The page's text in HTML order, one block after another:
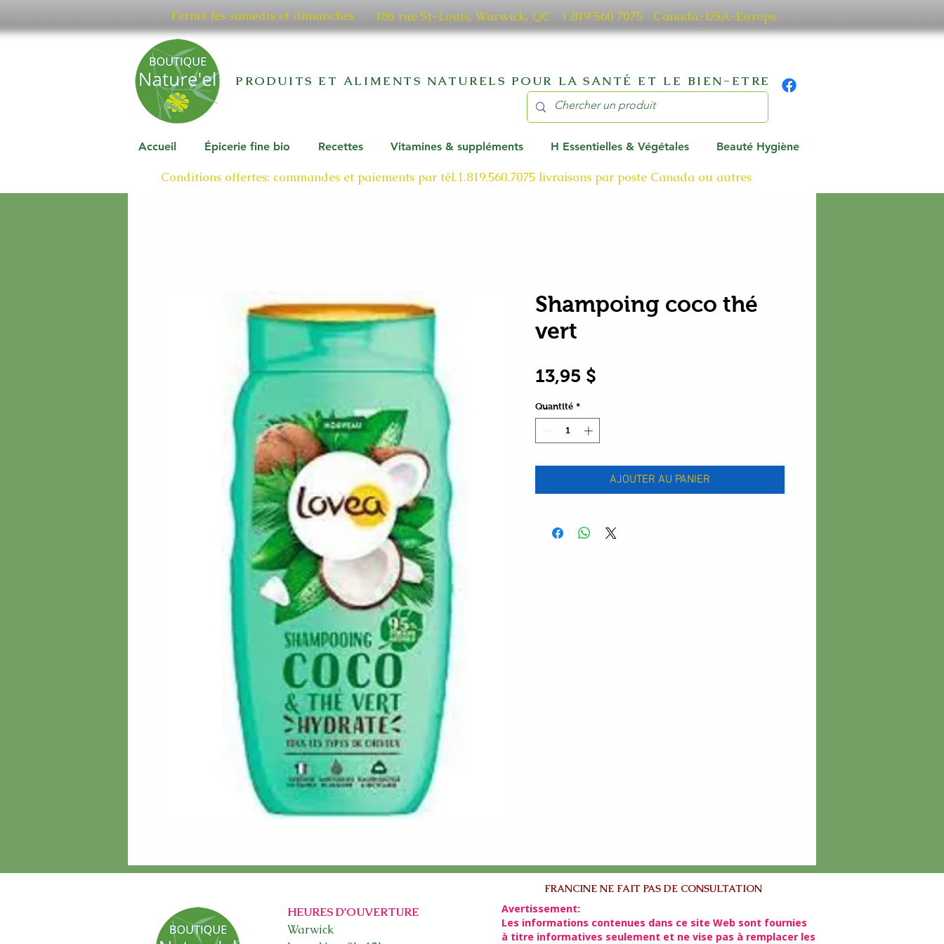
Fermé les samedis et dimanches 186 rue St-Louis, Warwick, QC​ 1.819 560 7075 Canada-USA-Europe
PRODUITS ET ALIMENTS NATURELS POUR LA SANTÉ ET LE BIEN-ETRE
Accueil Épicerie fine bio Recettes Vitamines & suppléments H Essentielles & Végétales Beauté Hygiène
Conditions offertes: commandes et paiements par tél.1.819.560.7075 livraisons par poste Canada ou autres
Shampoing coco thé
vert
13,95 $
Quantité *
AJOUTER AU PANIER
FRANCINE NE FAIT PAS DE CONSULTATION
HEURES D'OUVERTURE
Warwick​
Avertissement:
Les informations contenues dans ce site Web sont fournies
à titre informatives seulement et ne vise pas à remplacer les